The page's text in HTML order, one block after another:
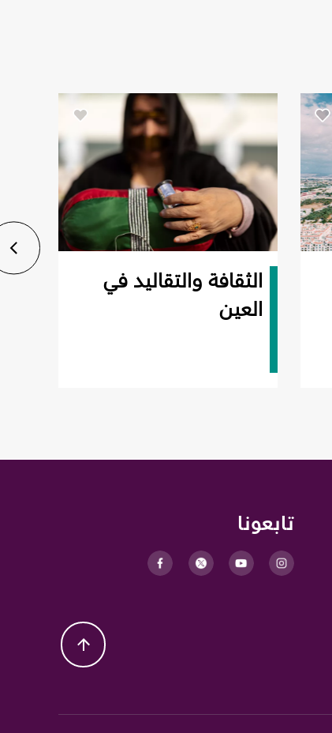
الثقافة والتقاليد في
العين
تابعونا